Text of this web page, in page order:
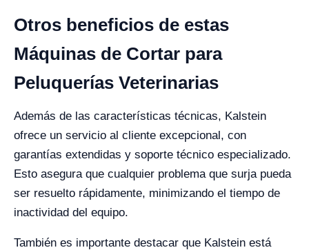
Otros beneficios de estas
Máquinas de Cortar para
Peluquerías Veterinarias
Además de las características técnicas, Kalstein
ofrece un servicio al cliente excepcional, con
garantías extendidas y soporte técnico especializado.
Esto asegura que cualquier problema que surja pueda
ser resuelto rápidamente, minimizando el tiempo de
inactividad del equipo.
También es importante destacar que Kalstein está